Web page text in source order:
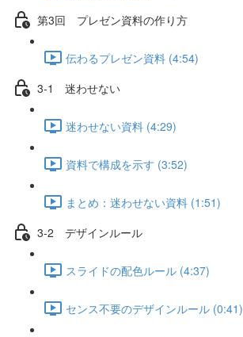
第3回 プレゼン資料の作り方
伝わるプレゼン資料 (4:54)
3-1 迷わせない
迷わせない資料 (4:29)
資料で構成を示す (3:52)
まとめ：迷わせない資料 (1:51)
3-2 デザインルール
スライドの配色ルール (4:37)
センス不要のデザインルール (0:41)